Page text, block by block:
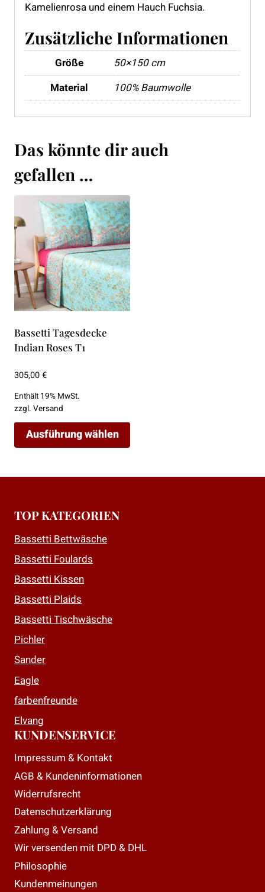
Kamelienrosa und einem Hauch Fuchsia.
Zusätzliche Informationen
Größe
50×150 cm
Material
100% Baumwolle
Das könnte dir auch
gefallen …
Bassetti Tagesdecke
Indian Roses T1
305,00€
Enthält 19% MwSt.
zzgl. Versand
Ausführung wählen
Varianten
auf.
Optionen
können
auf
der
gewählt
werden
TOP KATEGORIEN
Bassetti Bettwäsche
Bassetti Foulards
Bassetti Kissen
Bassetti Plaids
Bassetti Tischwäsche
Pichler
Sander
Eagle
farbenfreunde
Elvang
KUNDENSERVICE
Impressum & Kontakt
AGB & Kundeninformationen
Widerrufsrecht
Datenschutzerklärung
Zahlung & Versand
Wir versenden mit DPD & DHL
Philosophie
Kundenmeinungen